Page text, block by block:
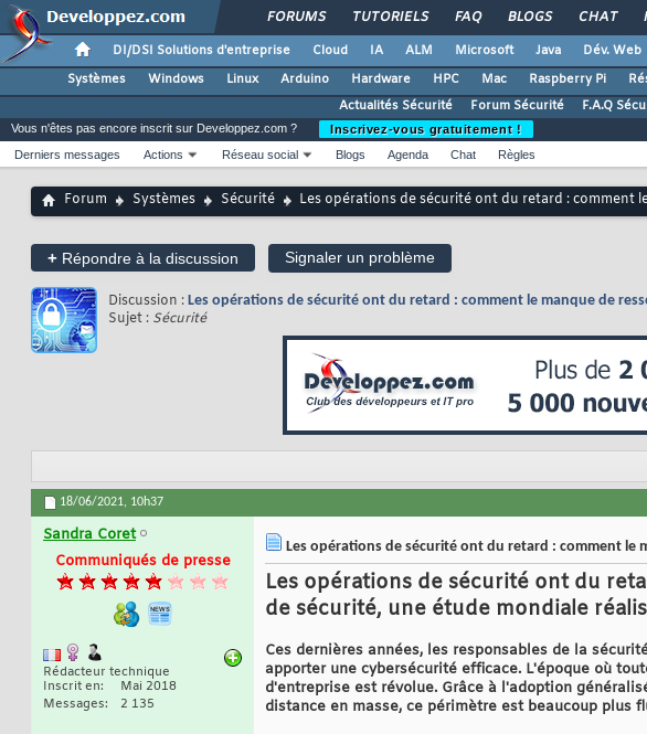
FORUMS TUTORIELS FAQ BLOGS CHAT
DI/DSI Solutions d'entreprise Cloud IA ALM Microsoft Java Dév. Web
Systèmes
Windows Linux Arduino Hardware HPC Mac Raspberry Pi
Actualités Sécurité
Forum Sécurité F.A.Q
Vous n'êtes pas encore inscrit sur Developpez.com ?
Inscrivez-vous gratuitement !
Derniers messages
Actions Réseau social Blogs Agenda Chat Règles
Forum Systèmes Sécurité Les opérations de sécurité ont du retard : comment
+ Répondre à la discussion Signaler un problème
Discussion : Les opérations de sécurité ont du retard : comment le manque de
Sujet : Sécurité
18/06/2021, 10h37
Sandra Coret
Communiqués de presse
Rédacteur technique
Inscrit en
Mai 2018
Messages
2 135
Les opérations de sécurité ont du retard : comment le
Les opérations de sécurité ont du
de sécurité, une étude mondiale
Ces dernières années, les responsables de la
apporter une cybersécurité efficace. L'époque où
d'entreprise est révolue. Grâce à l'adoption
distance en masse, ce périmètre est beaucoup plus